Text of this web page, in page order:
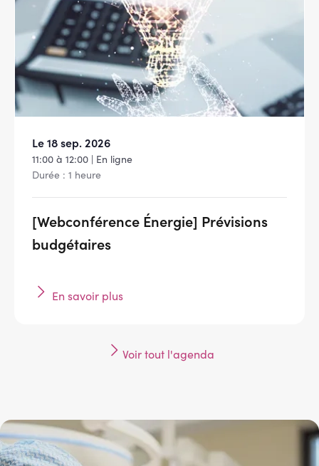
Le 18 sep. 2026
11:00 à 12:00 | En ligne
Durée : 1 heure
[Webconférence Énergie] Prévisions
budgétaires
En savoir plus
Voir tout l'agenda